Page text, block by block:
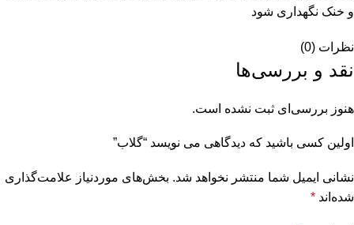
و خنک نگهداری شود
نظرات (0)
نقد و بررسی‌ها
هنوز بررسی‌ای ثبت نشده است.
اولین کسی باشید که دیدگاهی می نویسد “گلاب”
نشانی ایمیل شما منتشر نخواهد شد. بخش‌های موردنیاز علامت‌گذاری
شده‌اند *